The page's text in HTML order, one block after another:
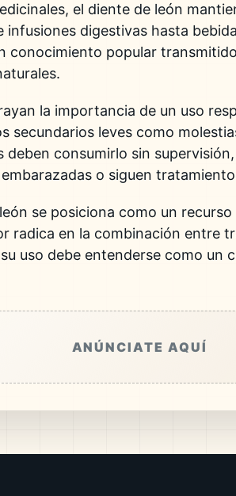
el diente de león
infusiones digestivas hasta
conocimiento popular
la importancia de un uso
secundarios leves como
deben consumirlo sin
o siguen
se posiciona como un
radica en la combinación entre
uso debe entenderse como
ANÚNCIATE AQUÍ